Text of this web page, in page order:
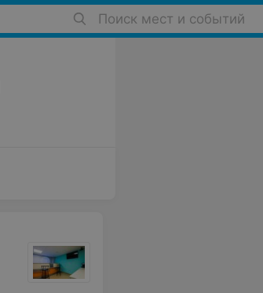
Поиск мест и событий